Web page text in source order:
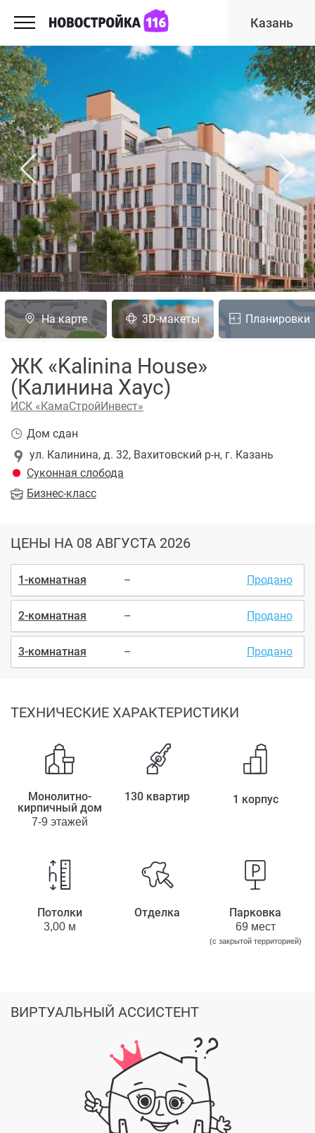
Казань
На карте 3D-макеты Планировки
ЖК «Kalinina House»
(Калинина Хаус)
ИСК «КамаСтройИнвест»
Бизнес-класс
ул. Калинина, д. 32, Вахитовский р-н, г. Казань
Суконная слобода
Дом сдан
ЦЕНЫ НА 08 АВГУСТА 2026
1-комнатная – Продано
2-комнатная – Продано
3-комнатная – Продано
ТЕХНИЧЕСКИЕ ХАРАКТЕРИСТИКИ
Монолитно-
кирпичный дом
7-9 этажей
130 квартир 1 корпус
Потолки
3,00 м
Отделка Парковка
69 мест
(с закрытой территорией)
ВИРТУАЛЬНЫЙ АССИСТЕНТ